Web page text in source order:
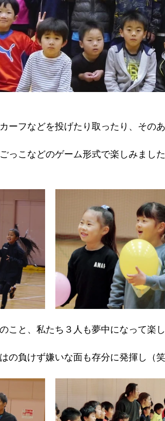
ーフなどを投げたり取ったり、その
っこなどのゲーム形式で楽しみました
こと、私たち３人も夢中になって楽
の負けず嫌いな面も存分に発揮し（笑